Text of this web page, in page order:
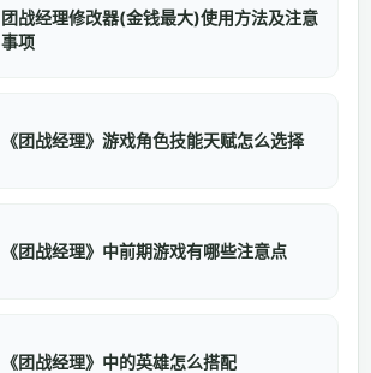
团战经理修改器(金钱最大)使用方法及注意
事项
《团战经理》游戏角色技能天赋怎么选择
《团战经理》中前期游戏有哪些注意点
《团战经理》中的英雄怎么搭配